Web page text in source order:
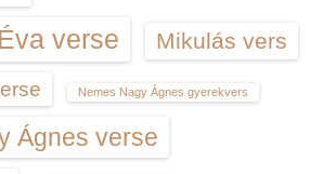
verse Mikulás vers
Nemes Nagy Ágnes gyerekvers
Ágnes verse